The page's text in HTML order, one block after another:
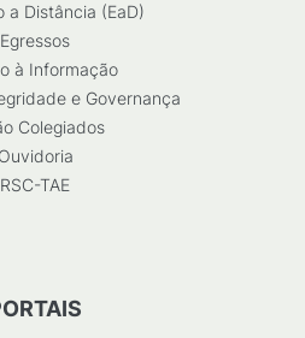
a Distância (EaD)
Egressos
à Informação
e Governança
Colegiados
Ouvidoria
RSC-TAE